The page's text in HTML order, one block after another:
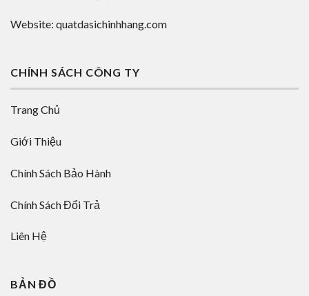
Website: quatdasichinhhang.com
CHÍNH SÁCH CÔNG TY
Trang Chủ
Giới Thiệu
Chính Sách Bảo Hành
Chính Sách Đổi Trả
Liên Hệ
BẢN ĐỒ